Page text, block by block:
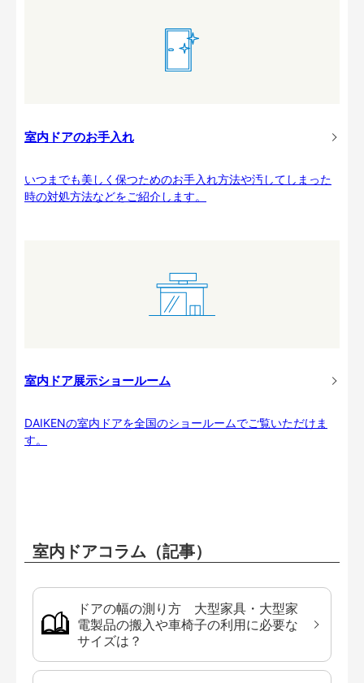
室内ドアのお手入れ
いつまでも美しく保つためのお手入れ方法や汚してしまった
時の対処方法などをご紹介します。
室内ドア展示ショールーム
DAIKENの室内ドアを全国のショールームでご覧いただけま
す。
室内ドアコラム（記事）
ドアの幅の測り方 大型家具・大型家
電製品の搬入や車椅子の利用に必要な
サイズは？